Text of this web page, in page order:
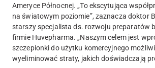
Ameryce Północnej. „To ekscytująca
na światowym poziomie”, zaznacza doktor
starszy specjalista ds. rozwoju preparatów
firmie Huvepharma. „Naszym celem jest
szczepionki do użytku komercyjnego
wyeliminować straty, jakich doświadczają